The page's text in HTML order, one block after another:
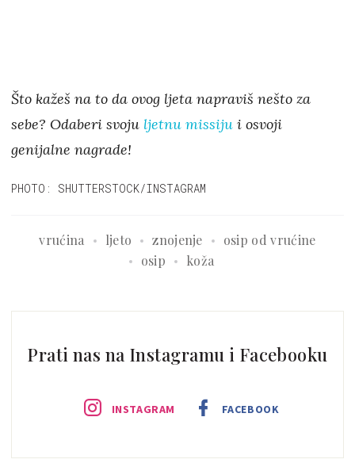
Što kažeš na to da ovog ljeta napraviš nešto za
sebe? Odaberi svoju ljetnu missiju i osvoji
genijalne nagrade!
PHOTO: SHUTTERSTOCK/INSTAGRAM
vrućina ljeto znojenje
osip od vrućine
osip
koža
Prati nas na Instagramu i Facebooku
INSTAGRAM FACEBOOK